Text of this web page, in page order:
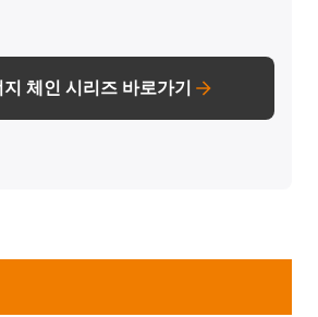
지 체인 시리즈 바로가기